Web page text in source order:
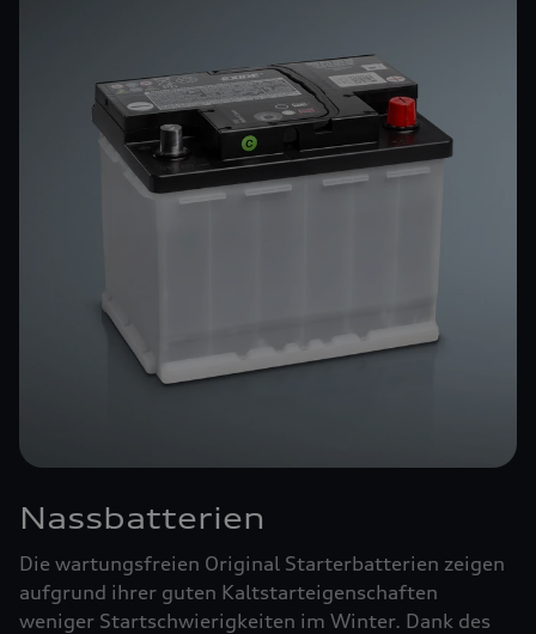
Nassbatterien
Die wartungsfreien Original Starterbatterien zeigen
aufgrund ihrer guten Kaltstarteigenschaften
weniger Startschwierigkeiten im Winter. Dank des